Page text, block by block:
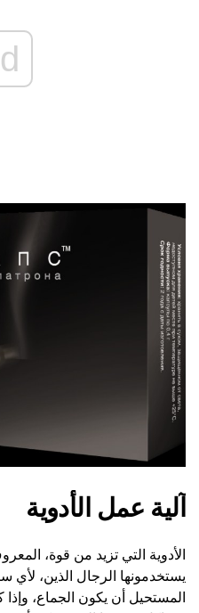
آلية عمل الأدوية
الأدوية التي تزيد من قوة،
يستخدمونها الرجال الذين،
المستحيل أن يكون الجماع،